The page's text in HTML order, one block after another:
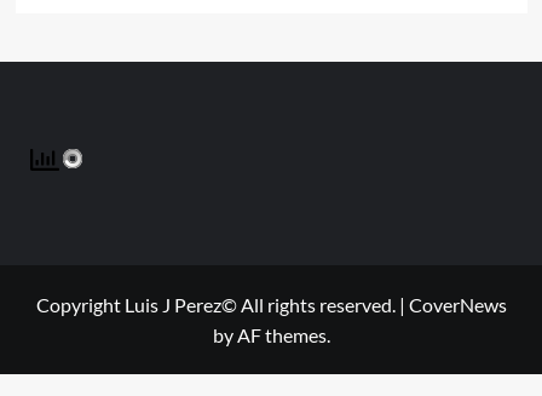
Copyright Luis J Perez© All rights reserved. | CoverNews
by AF themes.